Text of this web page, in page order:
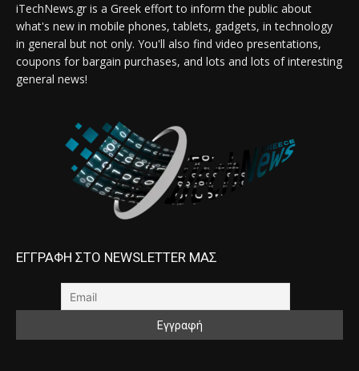
iTechNews.gr is a Greek effort to inform the public about
what's new in mobile phones, tablets, gadgets, in technology
in general but not only. You'll also find video presentations,
coupons for bargain purchases, and lots and lots of interesting
general news!
ΕΓΓΡΑΦΗ ΣΤΟ NEWSLETTER ΜΑΣ